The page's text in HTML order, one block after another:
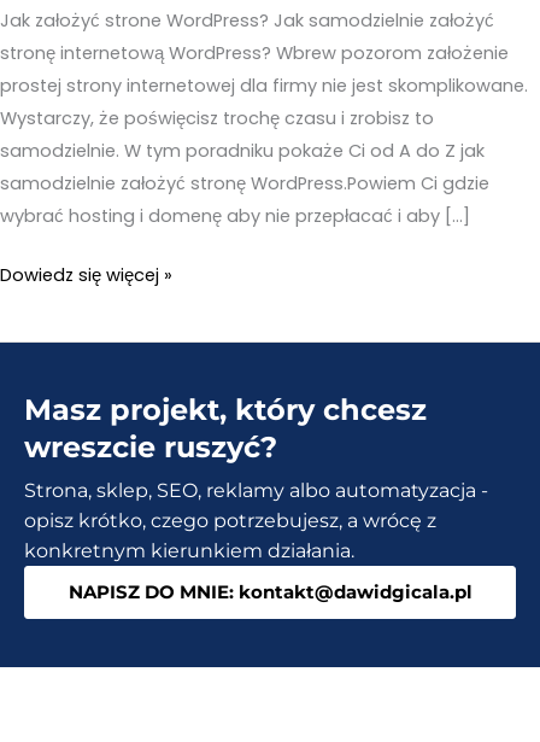
Jak założyć strone WordPress? Jak samodzielnie założyć
stronę internetową WordPress? Wbrew pozorom założenie
prostej strony internetowej dla firmy nie jest skomplikowane.
Wystarczy, że poświęcisz trochę czasu i zrobisz to
samodzielnie. W tym poradniku pokaże Ci od A do Z jak
samodzielnie założyć stronę WordPress.Powiem Ci gdzie
wybrać hosting i domenę aby nie przepłacać i aby […]
Jak
strone
SSL
SEO
[zdjęcia]
Dowiedz się więcej »
Masz projekt, który chcesz
wreszcie ruszyć?
Strona, sklep, SEO, reklamy albo automatyzacja -
opisz krótko, czego potrzebujesz, a wrócę z
konkretnym kierunkiem działania.
NAPISZ DO MNIE: kontakt@dawidgicala.pl